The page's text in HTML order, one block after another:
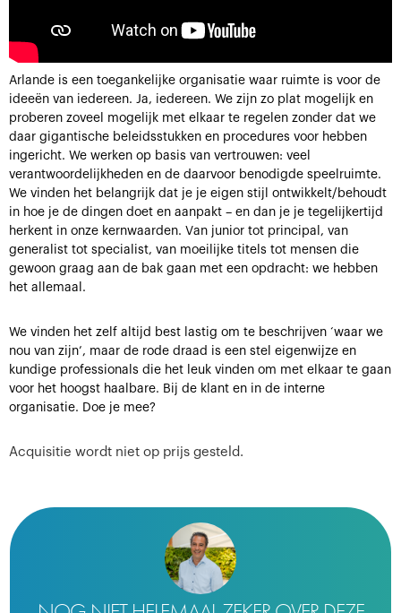
Arlande is een toegankelijke organisatie waar ruimte is voor de
ideeën van iedereen. Ja, iedereen. We zijn zo plat mogelijk en
proberen zoveel mogelijk met elkaar te regelen zonder dat we
daar gigantische beleidsstukken en procedures voor hebben
ingericht. We werken op basis van vertrouwen: veel
verantwoordelijkheden en de daarvoor benodigde speelruimte.
We vinden het belangrijk dat je je eigen stijl ontwikkelt/behoudt
in hoe je de dingen doet en aanpakt – en dan je je tegelijkertijd
herkent in onze kernwaarden. Van junior tot principal, van
generalist tot specialist, van moeilijke titels tot mensen die
gewoon graag aan de bak gaan met een opdracht: we hebben
het allemaal.
We vinden het zelf altijd best lastig om te beschrijven ‘waar we
nou van zijn’, maar de rode draad is een stel eigenwijze en
kundige professionals die het leuk vinden om met elkaar te gaan
voor het hoogst haalbare. Bij de klant en in de interne
organisatie. Doe je mee?
Acquisitie wordt niet op prijs gesteld.